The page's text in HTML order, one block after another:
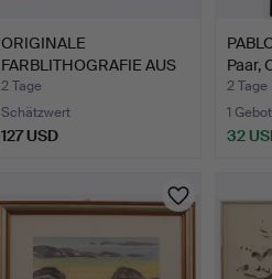
ORIGINALE
FARBLITHOGRAFIE AUS
DERRIÈRE LE …
2 Tage
Schätzwert
127 USD
Paar,
2 Tage
1 Gebot
32